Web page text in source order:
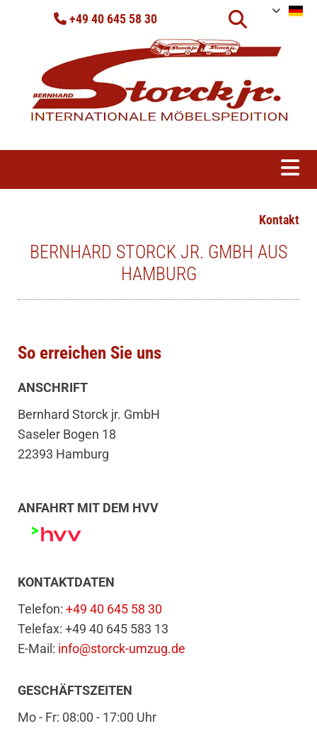
 +49 40 645 58 30
Kontakt
BERNHARD STORCK JR. GMBH AUS
HAMBURG
So erreichen Sie uns
ANSCHRIFT
Bernhard Storck jr. GmbH
Saseler Bogen 18
22393 Hamburg
ANFAHRT MIT DEM HVV
KONTAKTDATEN
Telefon: +49 40 645 58 30
Telefax: +49 40 645 583 13
E-Mail: info@storck-umzug.de
GESCHÄFTSZEITEN
Mo - Fr: 08:00 - 17:00 Uhr